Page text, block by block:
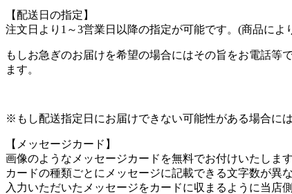
【配送日の指定】
注文日より1～3営業日以降の指定が可能です。(商品によ
もしお急ぎのお届けを希望の場合にはその旨をお電話等
ます。
※もし配送指定日にお届けできない可能性がある場合に
【メッセージカード】
画像のようなメッセージカードを無料でお付けいたしま
カードの種類ごとにメッセージに記載できる文字数が異
入力いただいたメッセージをカードに収まるように当店